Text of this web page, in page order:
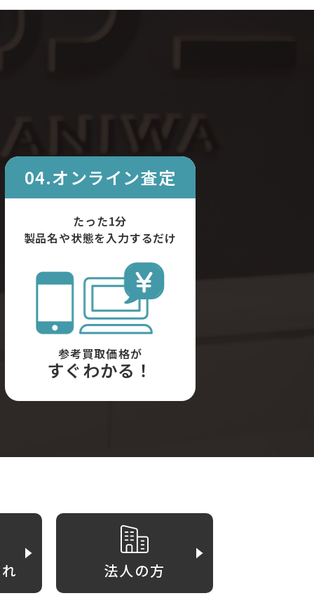
04.オンライン査定
たった1分
製品名や状態を入力するだけ
参考買取価格が
すぐわかる！
法人の方